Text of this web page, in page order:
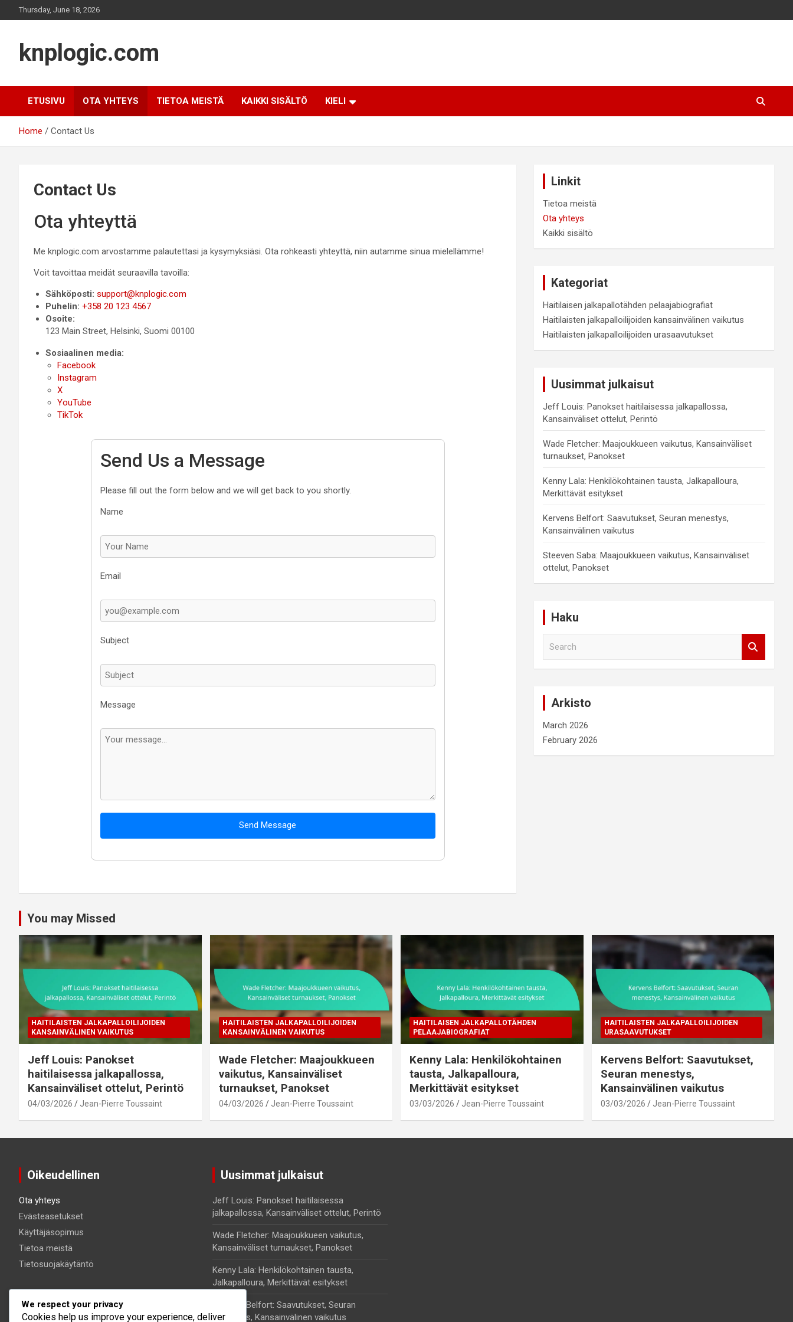
to
Thursday, June 18, 2026
knplogic.com
ETUSIVU OTA YHTEYS TIETOA MEISTÄ KAIKKI SISÄLTÖ KIELI
Home Contact Us
Contact Us
Ota yhteyttä
Me knplogic.com arvostamme palautettasi ja kysymyksiäsi. Ota rohkeasti yhteyttä, niin autamme sinua mielellämme!
Voit tavoittaa meidät seuraavilla tavoilla:
Sähköposti: support@knplogic.com
Puhelin: +358 20 123 4567
Osoite:
123 Main Street, Helsinki, Suomi 00100
Sosiaalinen media:
Facebook
Instagram
X
YouTube
TikTok
Send Us a Message
Please fill out the form below and we will get back to you shortly.
Name
Email
Subject
Message
Send Message
Linkit
Tietoa meistä
Ota yhteys
Kaikki sisältö
Kategoriat
Haitilaisen jalkapallotähden pelaajabiografiat
Haitilaisten jalkapalloilijoiden kansainvälinen vaikutus
Haitilaisten jalkapalloilijoiden urasaavutukset
Uusimmat julkaisut
Jeff Louis: Panokset haitilaisessa jalkapallossa,
Kansainväliset ottelut, Perintö
Wade Fletcher: Maajoukkueen vaikutus, Kansainväliset
turnaukset, Panokset
Kenny Lala: Henkilökohtainen tausta, Jalkapalloura,
Merkittävät esitykset
Kervens Belfort: Saavutukset, Seuran menestys,
Kansainvälinen vaikutus
Steeven Saba: Maajoukkueen vaikutus, Kansainväliset
ottelut, Panokset
Haku
Arkisto
March 2026
February 2026
You may Missed
HAITILAISTEN JALKAPALLOILIJOIDEN
KANSAINVÄLINEN VAIKUTUS
Jeff Louis: Panokset
haitilaisessa jalkapallossa,
Kansainväliset ottelut, Perintö
04/03/2026 Jean-Pierre Toussaint
HAITILAISTEN JALKAPALLOILIJOIDEN
KANSAINVÄLINEN VAIKUTUS
Wade Fletcher: Maajoukkueen
vaikutus, Kansainväliset
turnaukset, Panokset
04/03/2026 Jean-Pierre Toussaint
HAITILAISEN JALKAPALLOTÄHDEN
PELAAJABIOGRAFIAT
Kenny Lala: Henkilökohtainen
tausta, Jalkapalloura,
Merkittävät esitykset
03/03/2026 Jean-Pierre Toussaint
HAITILAISTEN JALKAPALLOILIJOIDEN
URASAAVUTUKSET
Kervens Belfort: Saavutukset,
Seuran menestys,
Kansainvälinen vaikutus
03/03/2026 Jean-Pierre Toussaint
Oikeudellinen
Ota yhteys
Evästeasetukset
Käyttäjäsopimus
Tietoa meistä
Tietosuojakäytäntö
Uusimmat julkaisut
Jeff Louis: Panokset haitilaisessa
jalkapallossa, Kansainväliset ottelut, Perintö
Wade Fletcher: Maajoukkueen vaikutus,
Kansainväliset turnaukset, Panokset
Kenny Lala: Henkilökohtainen tausta,
Jalkapalloura, Merkittävät esitykset
Kervens Belfort: Saavutukset, Seuran
menestys, Kansainvälinen vaikutus
We respect your privacy
Cookies help us improve your experience, deliver